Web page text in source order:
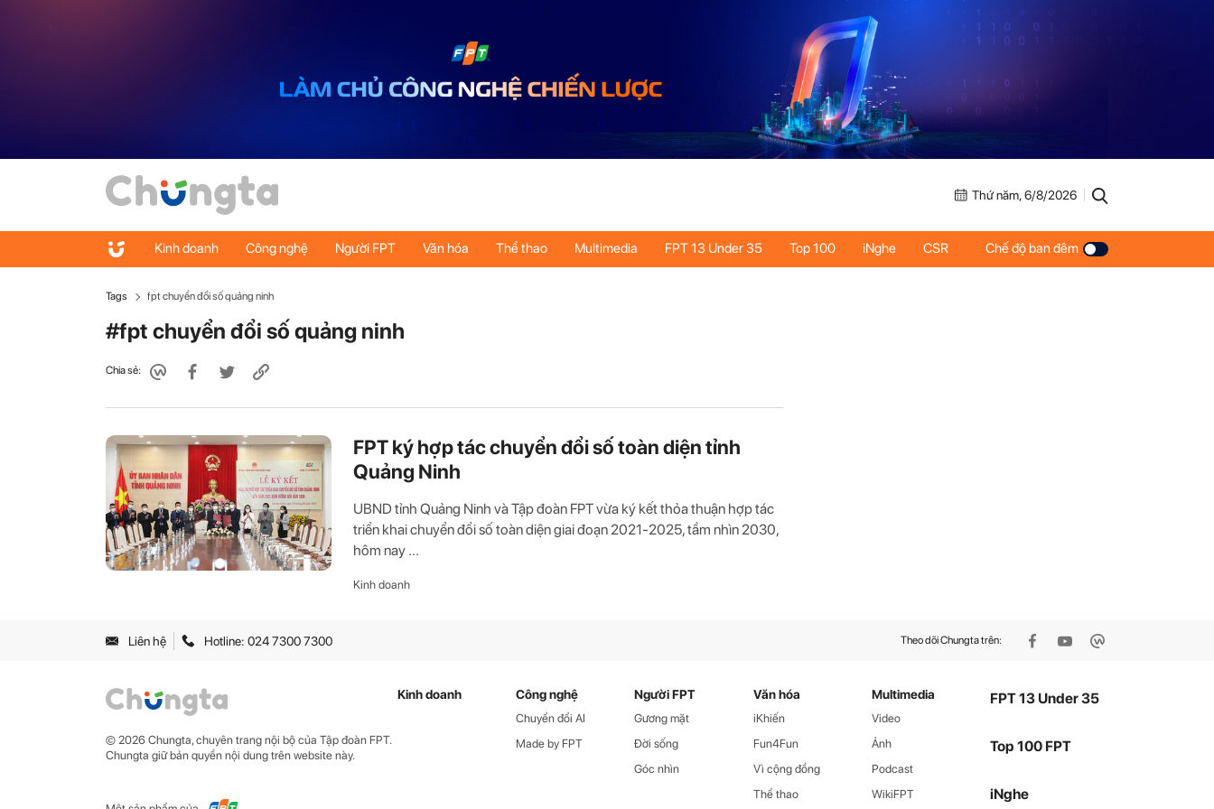
Thứ năm, 6/8/2026
Kinh doanh Công nghệ Người FPT Văn hóa Thể thao Multimedia FPT 13 Under 35 Top 100 iNghe CSR Chế độ ban đêm
Tags fpt chuyển đổi số quảng ninh
#fpt chuyển đổi số quảng ninh
Chia sẻ:
FPT ký hợp tác chuyển đổi số toàn diện tỉnh
Quảng Ninh
UBND tỉnh Quảng Ninh và Tập đoàn FPT vừa ký kết thỏa thuận hợp tác
triển khai chuyển đổi số toàn diện giai đoạn 2021-2025, tầm nhìn 2030,
hôm nay ...
Kinh doanh
Liên hệ Hotline: 024 7300 7300 Theo dõi Chungta trên:
© 2026 Chungta, chuyên trang nội bộ của Tập đoàn FPT.
Chungta giữ bản quyền nội dung trên website này.
Kinh doanh Công nghệ
Chuyển đổi AI
Made by FPT
Người FPT
Gương mặt
Đời sống
Góc nhìn
Văn hóa
iKhiến
Fun4Fun
Vì cộng đồng
Thể thao
Multimedia
Video
Ảnh
Podcast
WikiFPT
FPT 13 Under 35
Top 100 FPT
iNghe